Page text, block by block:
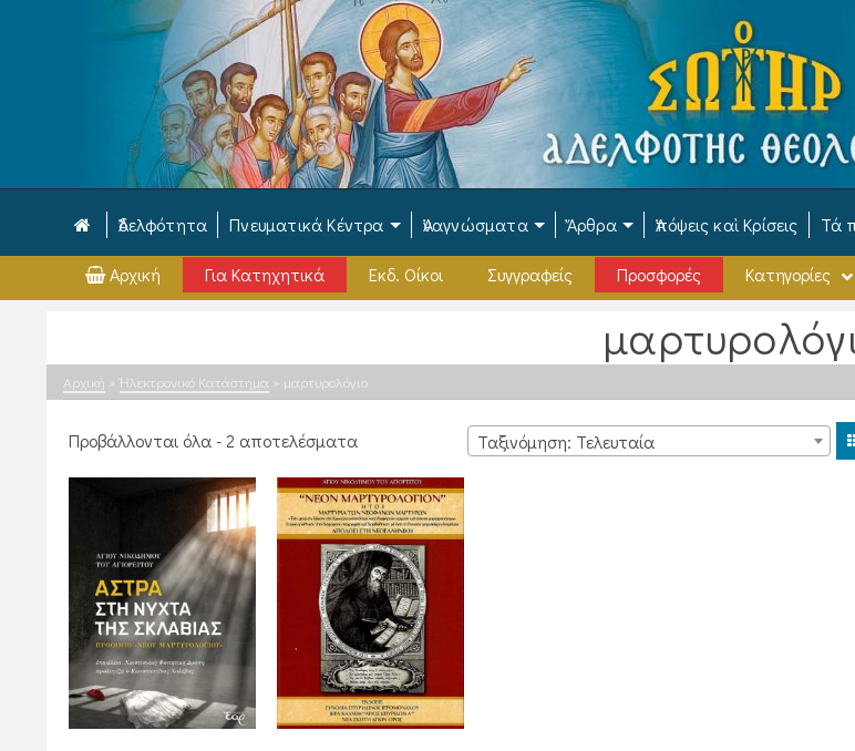
Ἀδελφότητα Πνευματικά Κέντρα Ἀναγνώσματα Ἄρθρα Ἀπόψεις καὶ Κρίσεις Τά
Αρχική Για Κατηχητικά Εκδ. Οίκοι Συγγραφείς Προσφορές Κατηγορίες
Αρχική » Ἠλεκτρονικό Κατάστημα » μαρτυρολόγιο
Προβάλλονται όλα - 2 αποτελέσματαSorted
latest
Ταξινόμηση: Τελευταία